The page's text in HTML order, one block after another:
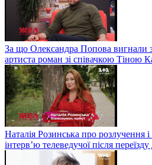
За що Олександра Попова вигнали
артиста роман зі співачкою Тіною
Наталія Розинська про розлучення
інтерв’ю телеведучої після